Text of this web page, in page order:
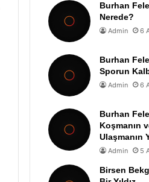
Burhan
Nerede?
Admin 6
Burhan
Sporun
Admin 6
Burhan
Koşmanın
Ulaşmanın
Admin 5
Birsen